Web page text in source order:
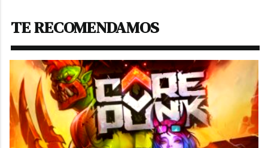
TE RECOMENDAMOS